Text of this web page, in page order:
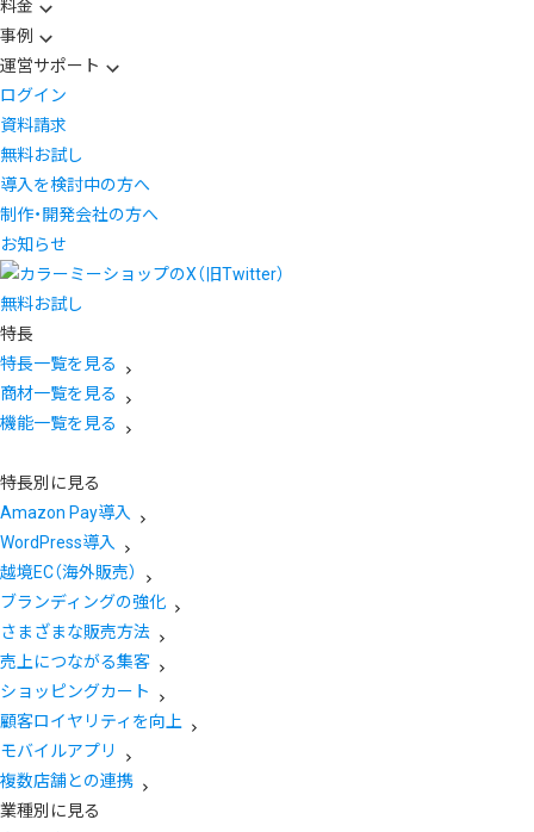
料金
事例
運営サポート
ログイン
資料請求
無料お試し
導入を検討中の方へ
制作・開発会社の方へ
お知らせ
無料お試し
特長
特長一覧を見る
商材一覧を見る
機能一覧を見る
特長別に見る
Amazon Pay導入
WordPress導入
越境EC（海外販売）
ブランディングの強化
さまざまな販売方法
売上につながる集客
ショッピングカート
顧客ロイヤリティを向上
モバイルアプリ
複数店舗との連携
業種別に見る